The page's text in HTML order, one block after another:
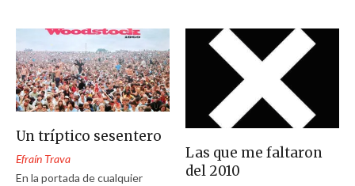
Un tríptico sesentero
Efraín Trava
En la portada de cualquier
Las que me faltaron
del 2010